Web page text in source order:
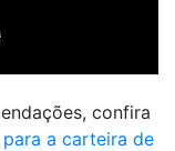
confira
a carteira de